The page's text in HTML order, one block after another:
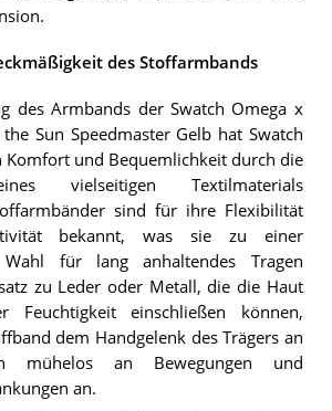
des Stoffarmbands
des Armbands der Swatch Omega x
Sun Speedmaster Gelb hat Swatch
Komfort und Bequemlichkeit durch die
vielseitigen Textilmaterials
sind für ihre Flexibilität
bekannt, was sie zu einer
Wahl für lang anhaltendes Tragen
zu Leder oder Metall, die die Haut
Feuchtigkeit einschließen können,
dem Handgelenk des Trägers an
mühelos an Bewegungen und
an.